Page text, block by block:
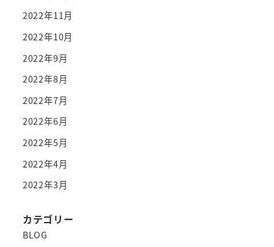
2022年11月
2022年10月
2022年9月
2022年8月
2022年7月
2022年6月
2022年5月
2022年4月
2022年3月
カテゴリー
BLOG